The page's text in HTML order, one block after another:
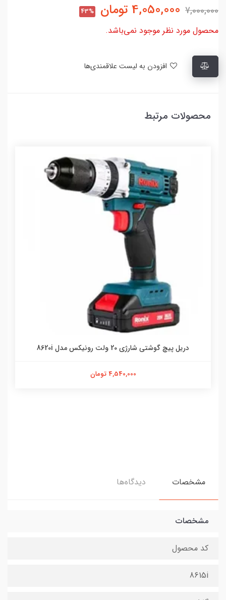
7,000,000
4,050,000 تومان 43%
محصول مورد نظر موجود نمی‌باشد.
محصولات مرتبط
دریل پیچ گوشتی شارژی 20 ولت رونیکس مدل 8620i
4,540,000 تومان
مشخصات دیدگاه‌ها
مشخصات
کد محصول
8615i